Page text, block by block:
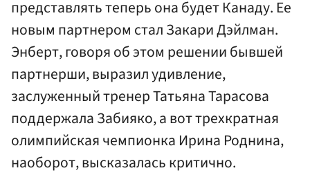
представлять теперь она будет Канаду. Ее
новым партнером стал Закари Дэйлман.
Энберт, говоря об этом решении бывшей
партнерши, выразил удивление,
заслуженный тренер Татьяна Тарасова
поддержала Забияко, а вот трехкратная
олимпийская чемпионка Ирина Роднина,
наоборот, высказалась критично.